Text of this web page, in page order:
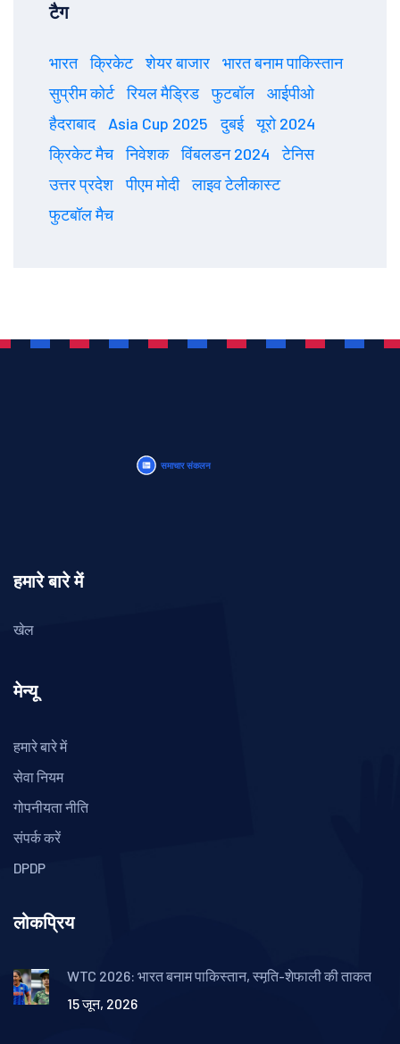
टैग
भारत क्रिकेट शेयर बाजार
भारत बनाम पाकिस्तान
सुप्रीम कोर्ट
रियल मैड्रिड फुटबॉल
आईपीओ
हैदराबाद
Asia Cup 2025 दुबई
यूरो 2024
क्रिकेट मैच
निवेशक विंबलडन 2024
टेनिस
उत्तर प्रदेश
पीएम मोदी
लाइव टेलीकास्ट
फुटबॉल मैच
हमारे बारे में
खेल
मेन्यू
हमारे बारे में
सेवा नियम
गोपनीयता नीति
संपर्क करें
DPDP
लोकप्रिय
WTC 2026: भारत बनाम पाकिस्तान, स्मृति-शेफाली की ताकत
15 जून, 2026